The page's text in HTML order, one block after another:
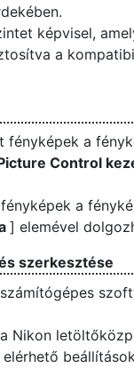
képvisel,
a
a
Control
a
] elemével
szerkesztése
Nikon